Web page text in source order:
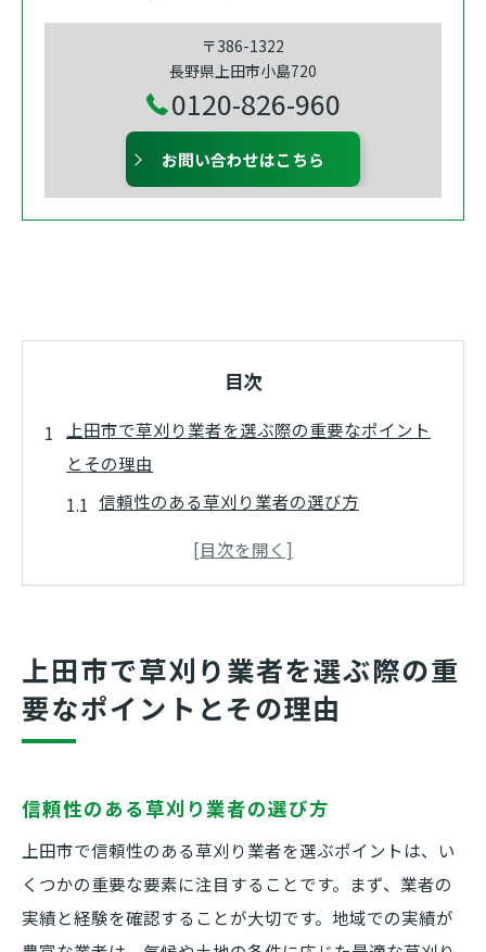
〒386-1322
長野県上田市小島720
0120-826-960
お問い合わせはこちら
目次
上田市で草刈り業者を選ぶ際の重要なポイント
とその理由
信頼性のある草刈り業者の選び方
上田市での草刈り業者の口コミの確認方法
草刈りの専門知識と技術の重要性
アフターサービスが充実した業者を選ぶ理
の基本
健康で美しい庭を保つための草刈り方法
雑草対策に効果的な草刈り機の選び方
上田市で草刈り業者を選ぶ際の重
要なポイントとその理由
信頼性のある草刈り業者の選び方
上田市で信頼性のある草刈り業者を選ぶポイントは、い
くつかの重要な要素に注目することです。まず、業者の
実績と経験を確認することが大切です。地域での実績が